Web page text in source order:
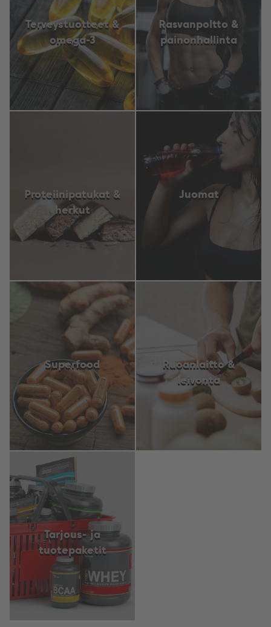
Terveystuotteet &
omega-3
Rasvanpoltto &
painonhallinta
Proteiinipatukat &
herkut
Juomat
Superfood
Ruoanlaitto &
leivonta
Tarjous- ja
tuotepaketit